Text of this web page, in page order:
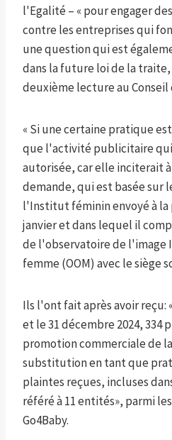
l'Egalité – « pour engager
contre les entreprises qui
une question qui est
dans la future loi de la
deuxième lecture au Conseil
« Si une certaine pratique
que l'activité publicitaire qui
autorisée, car elle inciterait
demande, qui est basée sur
l'Institut féminin envoyé à
janvier et dans lequel il
de l'observatoire de l'image
femme (OOM) avec le siège
Ils l'ont fait après avoir reçu:
et le 31 décembre 2024,
promotion commerciale de
substitution en tant que
plaintes reçues, incluses
référé à 11 entités», parmi
Go4Baby.